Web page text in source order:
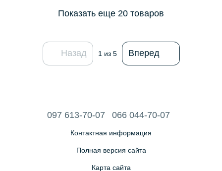
Показать еще 20 товаров
Назад 1 из 5 Вперед
097 613-70-07 066 044-70-07
Контактная информация
Полная версия сайта
Карта сайта